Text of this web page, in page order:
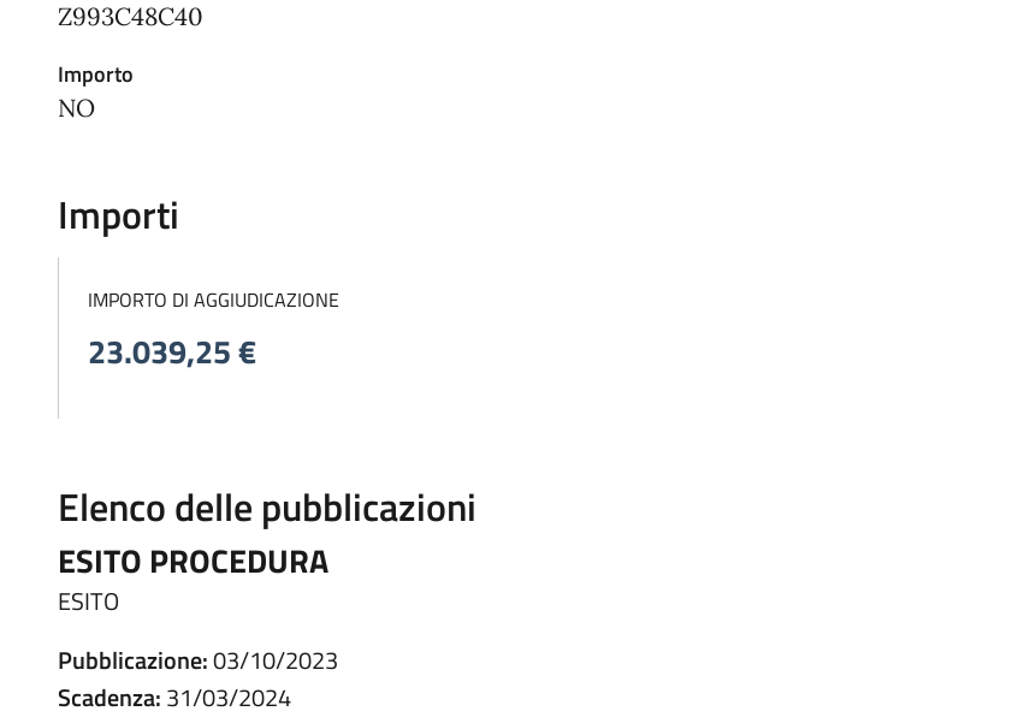
Z993C48C40
Importo
NO
Importi
IMPORTO DI AGGIUDICAZIONE
23.039,25 €
Elenco delle pubblicazioni
ESITO PROCEDURA
ESITO
Pubblicazione:03/10/2023
Scadenza:31/03/2024